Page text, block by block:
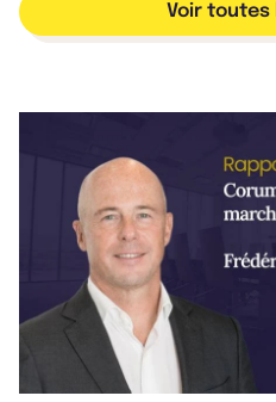
Voir toutes